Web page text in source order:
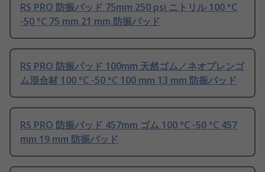
RS PRO 防振パッド 75mm 250 psi ニトリル 100 °C
-50 °C 75 mm 21 mm 防振パッド
RS PRO 防振パッド 100mm 天然ゴム／ネオプレンゴ
ム混合材 100 °C -50 °C 100 mm 13 mm 防振パッド
RS PRO 防振パッド 457mm ゴム 100 °C -50 °C 457
mm 19 mm 防振パッド